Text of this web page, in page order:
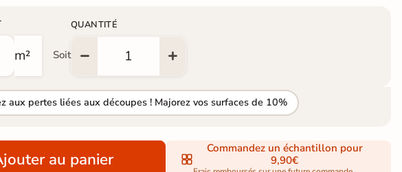
m² Soit
QUANTITÉ
aux pertes liées aux découpes ! Majorez vos surfaces de 10%
au panier
Commandez un échantillon pour
9,90€